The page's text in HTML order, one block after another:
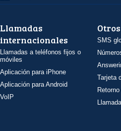
Llamadas
internacionales
Llamadas a teléfonos fijos o
móviles
Aplicación para iPhone
Aplicación para Android
VoIP
SMS
Tarjeta